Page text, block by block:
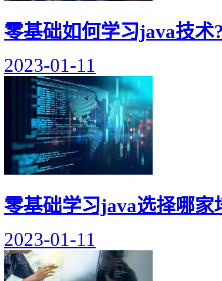
零基础如何学习java技术
2023-01-11
零基础学习java选择哪家
2023-01-11